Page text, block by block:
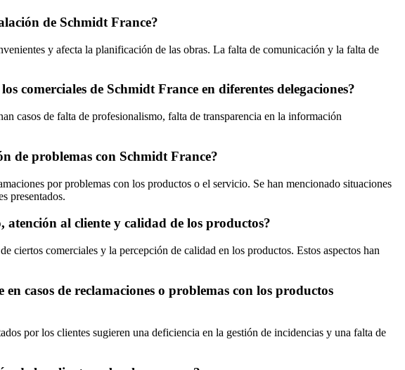
de Schmidt France?
y afecta la planificación de las obras. La falta de comunicación y la falta de
comerciales de Schmidt France en diferentes delegaciones?
casos de falta de profesionalismo, falta de transparencia en la información
de problemas con Schmidt France?
por problemas con los productos o el servicio. Se han mencionado situaciones
presentados.
atención al cliente y calidad de los productos?
ciertos comerciales y la percepción de calidad en los productos. Estos aspectos han
casos de reclamaciones o problemas con los productos
por los clientes sugieren una deficiencia en la gestión de incidencias y una falta de